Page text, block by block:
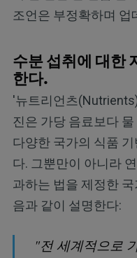
조언은 부정확하며 업
수분 섭취에 대한
한다.
'뉴트리언츠
진은 가당 음료보다
다양한 국가의 식품
다. 그뿐만이 아니라
과하는 법을 제정한
음과 같이 설명한다:
"전 세계적으로